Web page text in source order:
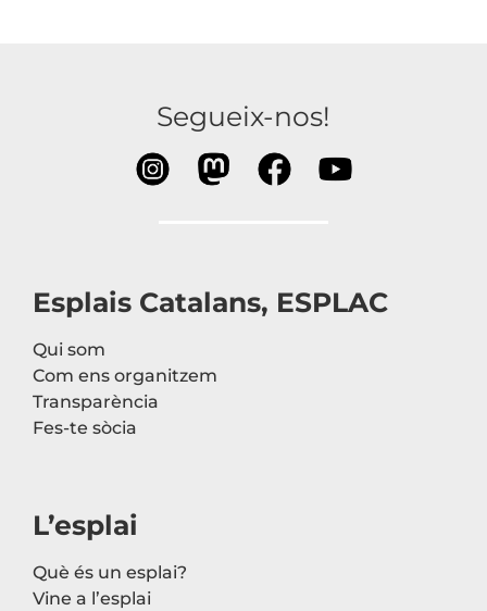
Segueix-nos!
Esplais Catalans, ESPLAC
Qui som
Com ens organitzem
Transparència
Fes-te sòcia
L’esplai
Què és un esplai?
Vine a l’esplai